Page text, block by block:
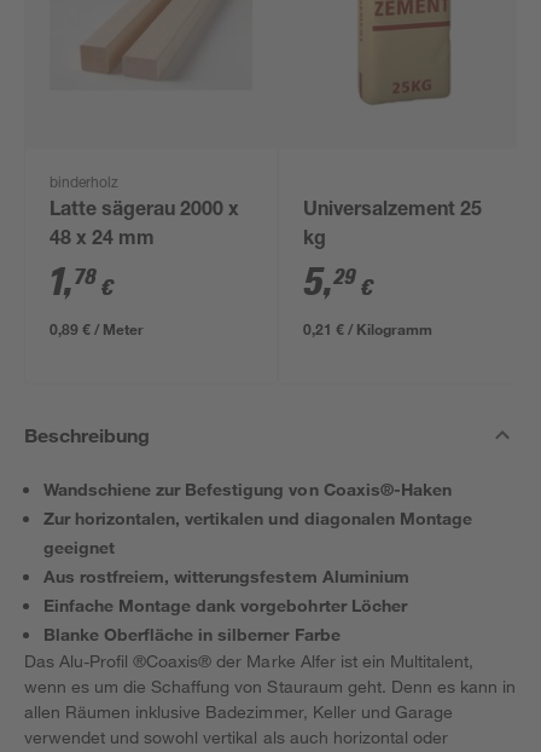
binderholz
Latte sägerau 2000 x
48 x 24 mm
1,78 €
0,89 € / Meter
Universalzement 25
kg
5,29 €
0,21 € / Kilogramm
Beschreibung
Wandschiene zur Befestigung von Coaxis®-Haken
Zur horizontalen, vertikalen und diagonalen Montage
geeignet
Aus rostfreiem, witterungsfestem Aluminium
Einfache Montage dank vorgebohrter Löcher
Blanke Oberfläche in silberner Farbe
Das Alu-Profil ®Coaxis® der Marke Alfer ist ein Multitalent,
wenn es um die Schaffung von Stauraum geht. Denn es kann in
allen Räumen inklusive Badezimmer, Keller und Garage
verwendet und sowohl vertikal als auch horizontal oder